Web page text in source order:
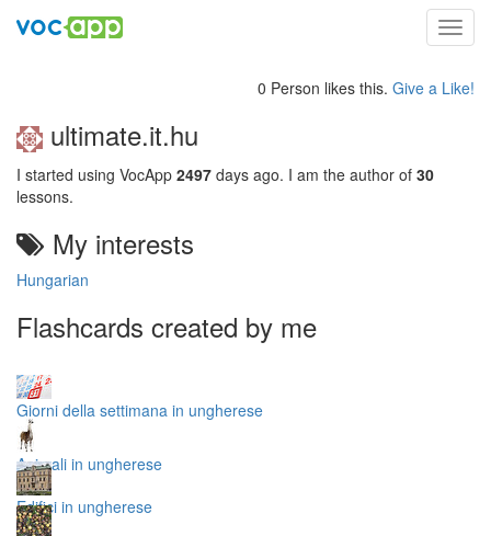
0 Person likes this. Give a Like!
ultimate.it.hu
I started using VocApp 2497 days ago. I am the author of 30
lessons.
My interests
Hungarian
Flashcards created by me
Giorni della settimana in ungherese
Animali in ungherese
Edifici in ungherese